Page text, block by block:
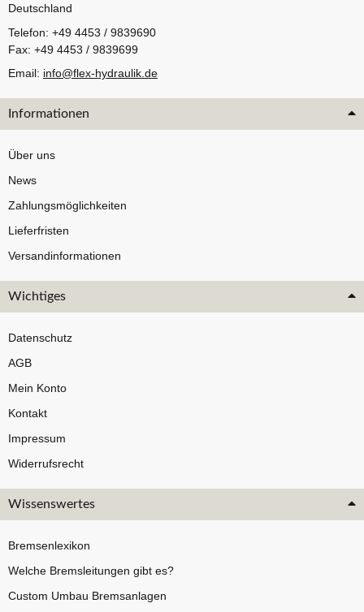
Deutschland
Telefon: +49 4453 / 9839690
Fax: +49 4453 / 9839699
Email: info@flex-hydraulik.de
Informationen
Über uns
News
Zahlungsmöglichkeiten
Lieferfristen
Versandinformationen
Wichtiges
Datenschutz
AGB
Mein Konto
Kontakt
Impressum
Widerrufsrecht
Wissenswertes
Bremsenlexikon
Welche Bremsleitungen gibt es?
Custom Umbau Bremsanlagen